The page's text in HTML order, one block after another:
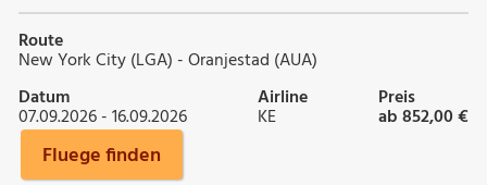
Route
New York City (LGA) - Oranjestad (AUA)
Datum
07.09.2026 - 16.09.2026
Airline
KE
Preis
ab 852,00 €
Fluege finden